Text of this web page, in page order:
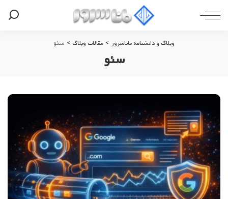
وبلاگ و دانشنامه ماناسرور > مقالات وبلاگ > سئو
سئو